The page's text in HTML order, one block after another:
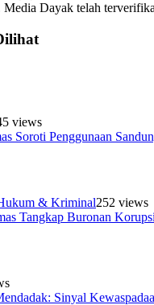
Media Dayak telah
views
Soroti Penggunaan
& Kriminal252 views
Tangkap Buronan
Sinyal